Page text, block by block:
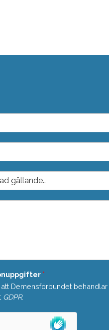
*
Demensförbundet behandlar
GDPR.